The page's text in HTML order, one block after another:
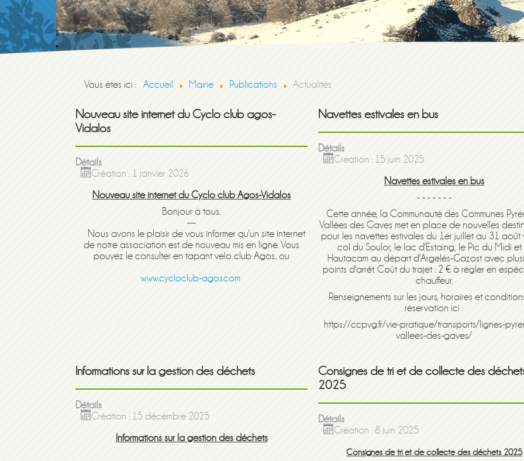
Vous êtes ici : Accueil Mairie Publications Actualités
Nouveau site internet du Cyclo club agos-
Vidalos
Détails
Création : 1 janvier 2026
Nouveau site internet du Cyclo club Agos-Vidalos
Bonjour à tous..
---
Nous avons le plaisir de vous informer qu'un site internet
de notre association est de nouveau mis en ligne. Vous
pouvez le consulter en tapant velo club Agos.. ou
www.cycloclub-agos.com
Navettes estivales en bus
Détails
Création : 15 juin 2025
Navettes estivales en bus
- - - - - - -
Cette année, la Communauté des Communes
Vallées des Gaves met en place de nouvelles
pour les navettes estivales du 1er juillet au 31 août
col du Soulor, le lac d'Estaing, le Pic du Midi et
Hautacam au départ d'Argelès-Gazost avec
points d'arrêt. Coût du trajet : 2 € à régler en
chauffeur.
Renseignements sur les jours, horaires et
réservation ici :
https://ccpvg.fr/vie-pratique/transports/lignes-
vallees-des-gaves/
Informations sur la gestion des déchets
Détails
Création : 15 décembre 2025
Informations sur la gestion des déchets
Consignes de tri et de collecte des
2025
Détails
Création : 8 juin 2025
Consignes de tri et de collecte des déchets 2025